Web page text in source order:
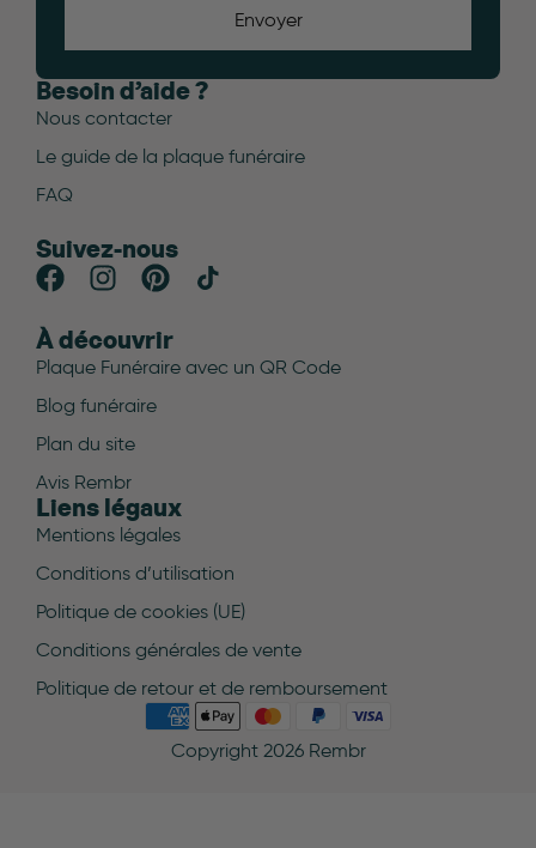
Envoyer
Besoin d’aide ?
Nous contacter
Le guide de la plaque funéraire
FAQ
Suivez-nous
À découvrir
Plaque Funéraire avec un QR Code
Blog funéraire
Plan du site
Avis Rembr
Liens légaux
Mentions légales
Conditions d’utilisation
Politique de cookies (UE)
Conditions générales de vente
Politique de retour et de remboursement
Copyright 2026 Rembr